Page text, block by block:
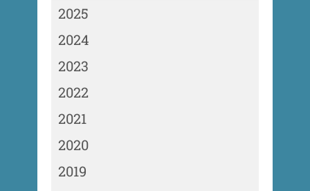
2025
2024
2023
2022
2021
2020
2019